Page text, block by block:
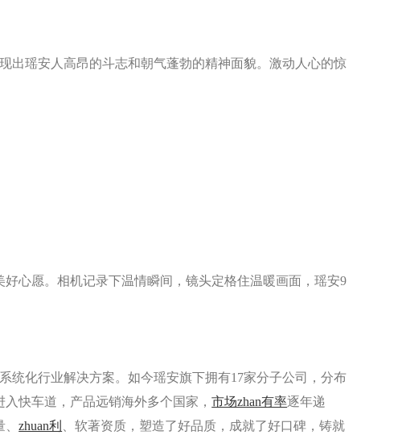
出瑶安人高昂的斗志和朝气蓬勃的精神面貌。激动人心的惊
心愿。相机记录下温情瞬间，镜头定格住温暖画面，瑶安9
统化行业解决方案。如今瑶安旗下拥有17家分子公司，分布
快车道，产品远销海外多个国家，市场zhan有率逐年递
、zhuan利
、软著资质，塑造了好品质，成就了好口碑，铸就